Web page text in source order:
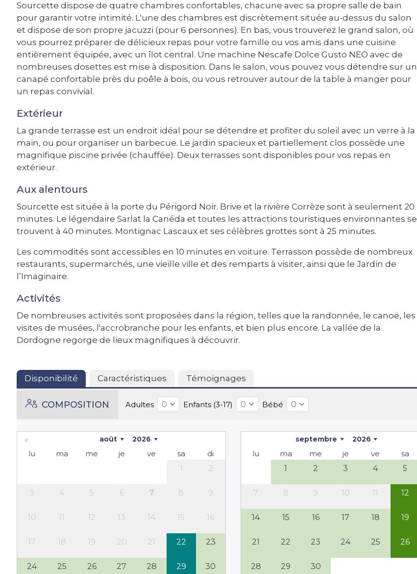
Sourcette dispose de quatre chambres confortables, chacune avec sa propre salle de bain
pour garantir votre intimité. L'une des chambres est discrètement située au-dessus du salon
et dispose de son propre jacuzzi (pour 6 personnes). En bas, vous trouverez le grand salon, où
vous pourrez préparer de délicieux repas pour votre famille ou vos amis dans une cuisine
entièrement équipée, avec un îlot central. Une machine Nescafe Dolce Gusto NEO avec de
nombreuses dosettes est mise à disposition. Dans le salon, vous pouvez vous détendre sur un
canapé confortable près du poêle à bois, ou vous retrouver autour de la table à manger pour
un repas convivial.
Extérieur
La grande terrasse est un endroit idéal pour se détendre et profiter du soleil avec un verre à la
main, ou pour organiser un barbecue. Le jardin spacieux et partiellement clos possède une
magnifique piscine privée (chauffée). Deux terrasses sont disponibles pour vos repas en
extérieur.
Aux alentours
Sourcette est située à la porte du Périgord Noir. Brive et la rivière Corrèze sont à seulement 20
minutes. Le légendaire Sarlat la Canéda et toutes les attractions touristiques environnantes se
trouvent à 40 minutes. Montignac Lascaux et ses célèbres grottes sont à 25 minutes.
Les commodités sont accessibles en 10 minutes en voiture. Terrasson possède de nombreux
restaurants, supermarchés, une vieille ville et des remparts à visiter, ainsi que le Jardin de
l’Imaginaire.
Activités
De nombreuses activités sont proposées dans la région, telles que la randonnée, le canoë, les
visites de musées, l'accrobranche pour les enfants, et bien plus encore. La vallée de la
Dordogne regorge de lieux magnifiques à découvrir.
Disponibilité Caractéristiques Témoignages
COMPOSITION Adultes Enfants (3-17) Bébé
août 2026
lu ma me je ve sa
di
1
2
3 4 5 6 7 8 9
10 11 12 13 14 15 16
17 18 19 20 21 22 23
24 25 26 27 28 29 30
septembre 2026
lu ma me je ve sa
1
2 3 4 5
7 8 9 10 11 12
14 15 16 17 18 19
21 22 23 24 25 26
28 29 30